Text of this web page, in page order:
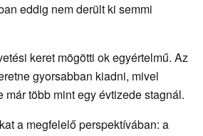
eddig nem derült ki semmi
keret mögötti ok egyértelmű. Az
gyorsabban kiadni, mivel
már több mint egy évtizede stagnál.
a megfelelő perspektívában: a